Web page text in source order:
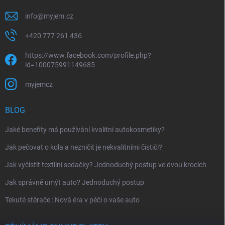
info@myjem.cz
+420 777 261 436
https://www.facebook.com/profile.php?
id=100075991149685
myjemcz
BLOG
Jaké benefity má používání kvalitní autokosmetiky?
Jak pečovat o kola a nezničit je nekvalitními čističi?
Jak vyčistit textilní sedačky? Jednoduchý postup ve dvou krocích
Jak správně umýt auto? Jednoduchý postup
Tekuté stěrače : Nová éra v péči o vaše auto